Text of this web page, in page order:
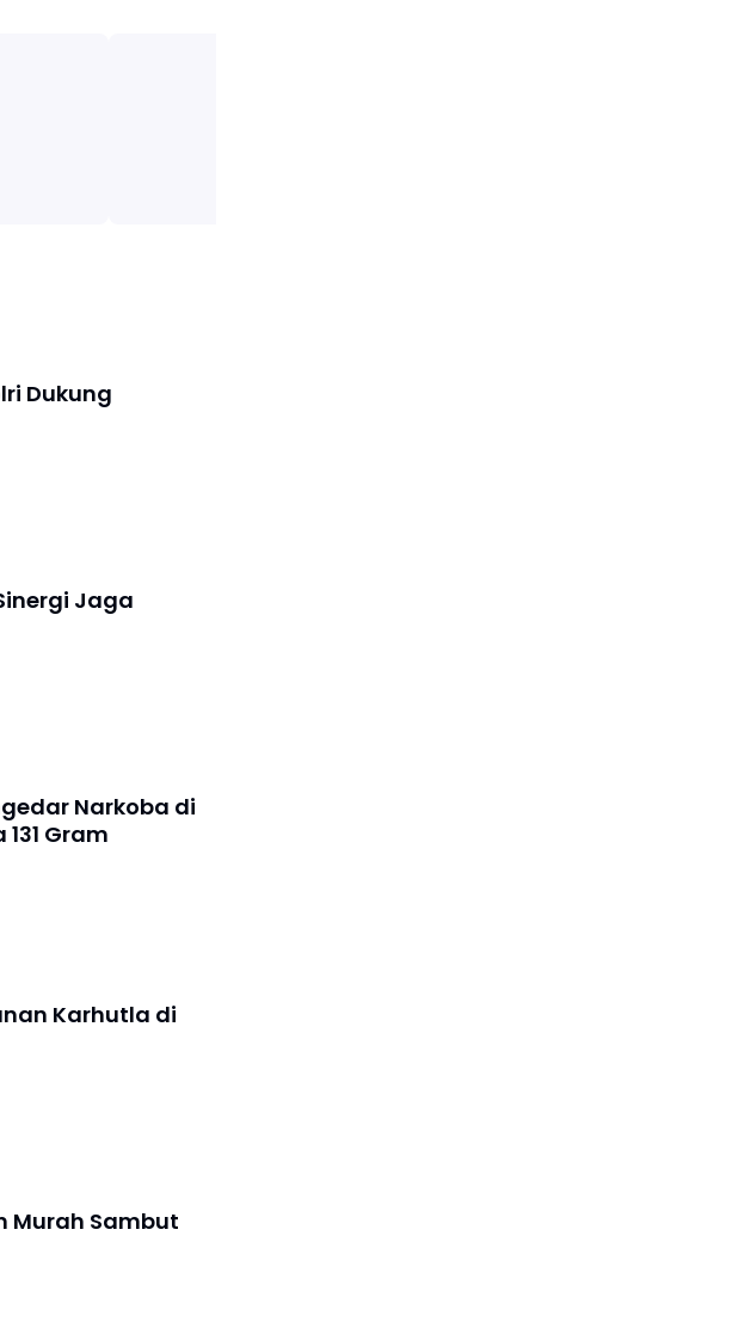
Dukung
Jaga
Narkoba di
Gram
Karhutla di
Murah Sambut